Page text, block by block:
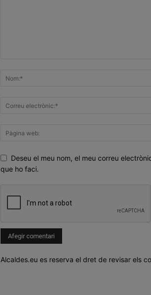
Deseu el meu nom, el meu correu
que ho faci.
Alcaldes.eu es reserva el dret de revisar els